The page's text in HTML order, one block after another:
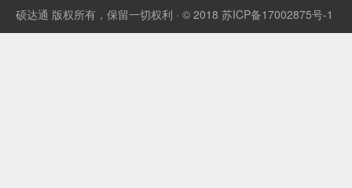
硕达通 版权所有，保留一切权利 · © 2018 苏ICP备17002875号-1